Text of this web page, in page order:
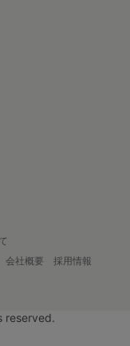
会社概要
採用情報
reserved.